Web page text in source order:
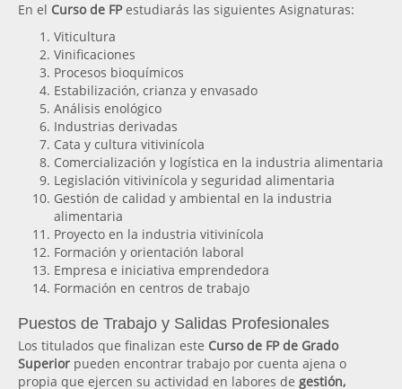
En el Curso de FPestudiarás las siguientes Asignaturas:
Viticultura
Vinificaciones
Procesos bioquímicos
Estabilización, crianza y envasado
Análisis enológico
Industrias derivadas
Cata y cultura vitivinícola
Comercialización y logística en la industria alimentaria
Legislación vitivinícola y seguridad alimentaria
Gestión de calidad y ambiental en la industria
alimentaria
Proyecto en la industria vitivinícola
Formación y orientación laboral
Empresa e iniciativa emprendedora
Formación en centros de trabajo
Puestos de Trabajo y Salidas Profesionales
Los titulados que finalizan este Curso de FP de Grado
Superior pueden encontrar trabajo por cuenta ajena o
propia que ejercen su actividad en labores de gestión,